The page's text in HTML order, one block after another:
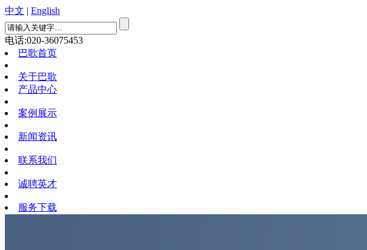
中文 | English
电话:020-36075453
巴歌首页
关于巴歌
产品中心
案例展示
新闻资讯
联系我们
诚聘英才
服务下载